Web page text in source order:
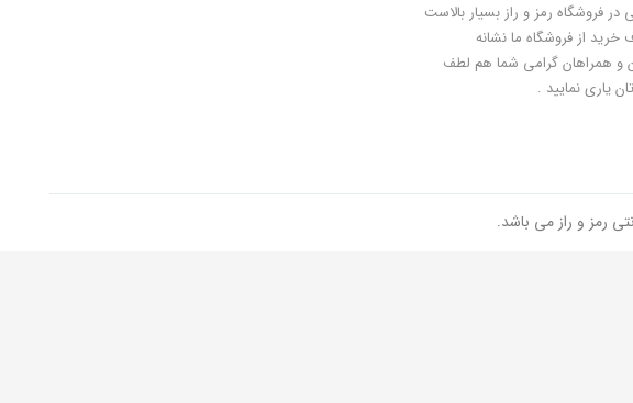
فروشگاه رمز و راز بسیار بالاست
از فروشگاه ما نشانه
کرد رضایت شما را به صورت 100% جلب نماییم .مشتریان و همراهان گرامی شما هم لطف
یاری نمایید .
رمز و راز می باشد.